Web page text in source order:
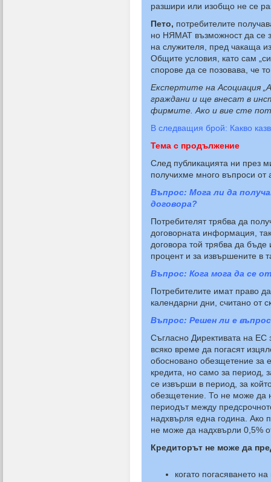
разшири или изобщо не се
Пето, потребителите
но НЯМАТ възможност да се
на служителя, пред чакаща
Общите условия, като сам
спорове да се позовава, че
Експертите на Асоциация
граждани и ще внесат в
фирмите. Ако и вие сте
В следващия брой: Какво
Тема с продължение
След публикацията ни през
получихме много въпроси от
Въпрос: Мога ли да
договора?
Потребителят трябва да
договорната информация,
договора той трябва да
процент и за извършените в
Въпрос: Кога мога да се
Потребителите имат право
календарни дни, считано от
Въпрос: Решен ли е
Съгласно Директивата на ЕС
всяко време да погасят
обосновано обезщетение за
кредита, но само за период,
се извърши в период, за
обезщетение. То не може да
периодът между
надхвърля една година. Ако
не може да надхвърли 0,5%
Кредиторът не може да
когато погасяването